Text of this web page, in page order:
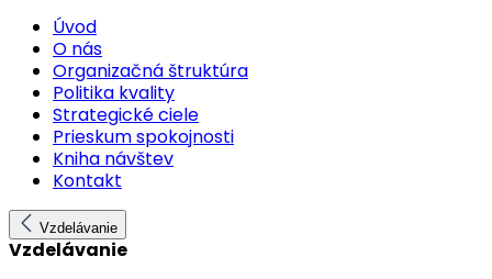
Úvod
O nás
Organizačná štruktúra
Politika kvality
Strategické ciele
Prieskum spokojnosti
Kniha návštev
Kontakt
Vzdelávanie
Vzdelávanie